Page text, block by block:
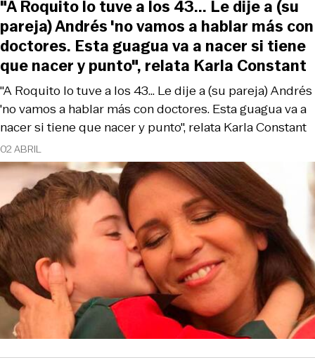
02 ABRIL
"A Roquito lo tuve a los 43... Le dije a (su pareja) Andrés
'no vamos a hablar más con doctores. Esta guagua va a
nacer si tiene que nacer y punto", relata Karla Constant
"A Roquito lo tuve a los 43... Le dije a (su
pareja) Andrés 'no vamos a hablar más con
doctores. Esta guagua va a nacer si tiene
que nacer y punto", relata Karla Constant